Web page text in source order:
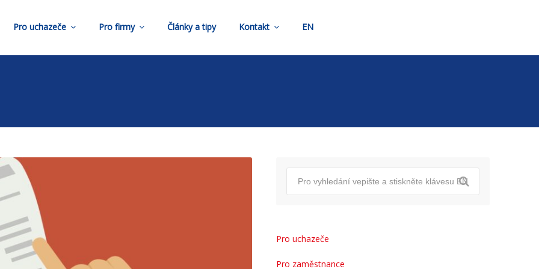
Pro uchazeče Pro firmy Články a tipy Kontakt EN
Pro uchazeče
Pro zaměstnance